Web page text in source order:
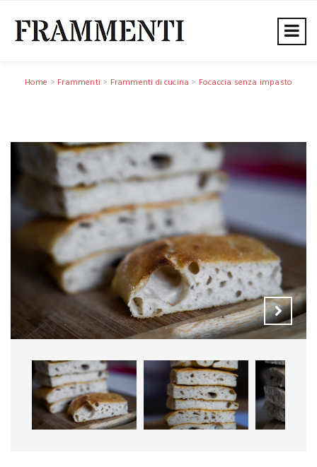
Home > Frammenti > Frammenti di cucina > Focaccia senza impasto